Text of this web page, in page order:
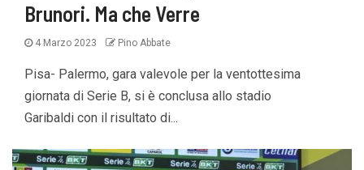
Brunori. Ma che Verre
4 Marzo 2023 Pino Abbate
Pisa- Palermo, gara valevole per la ventottesima
giornata di Serie B, si è conclusa allo stadio
Garibaldi con il risultato di...